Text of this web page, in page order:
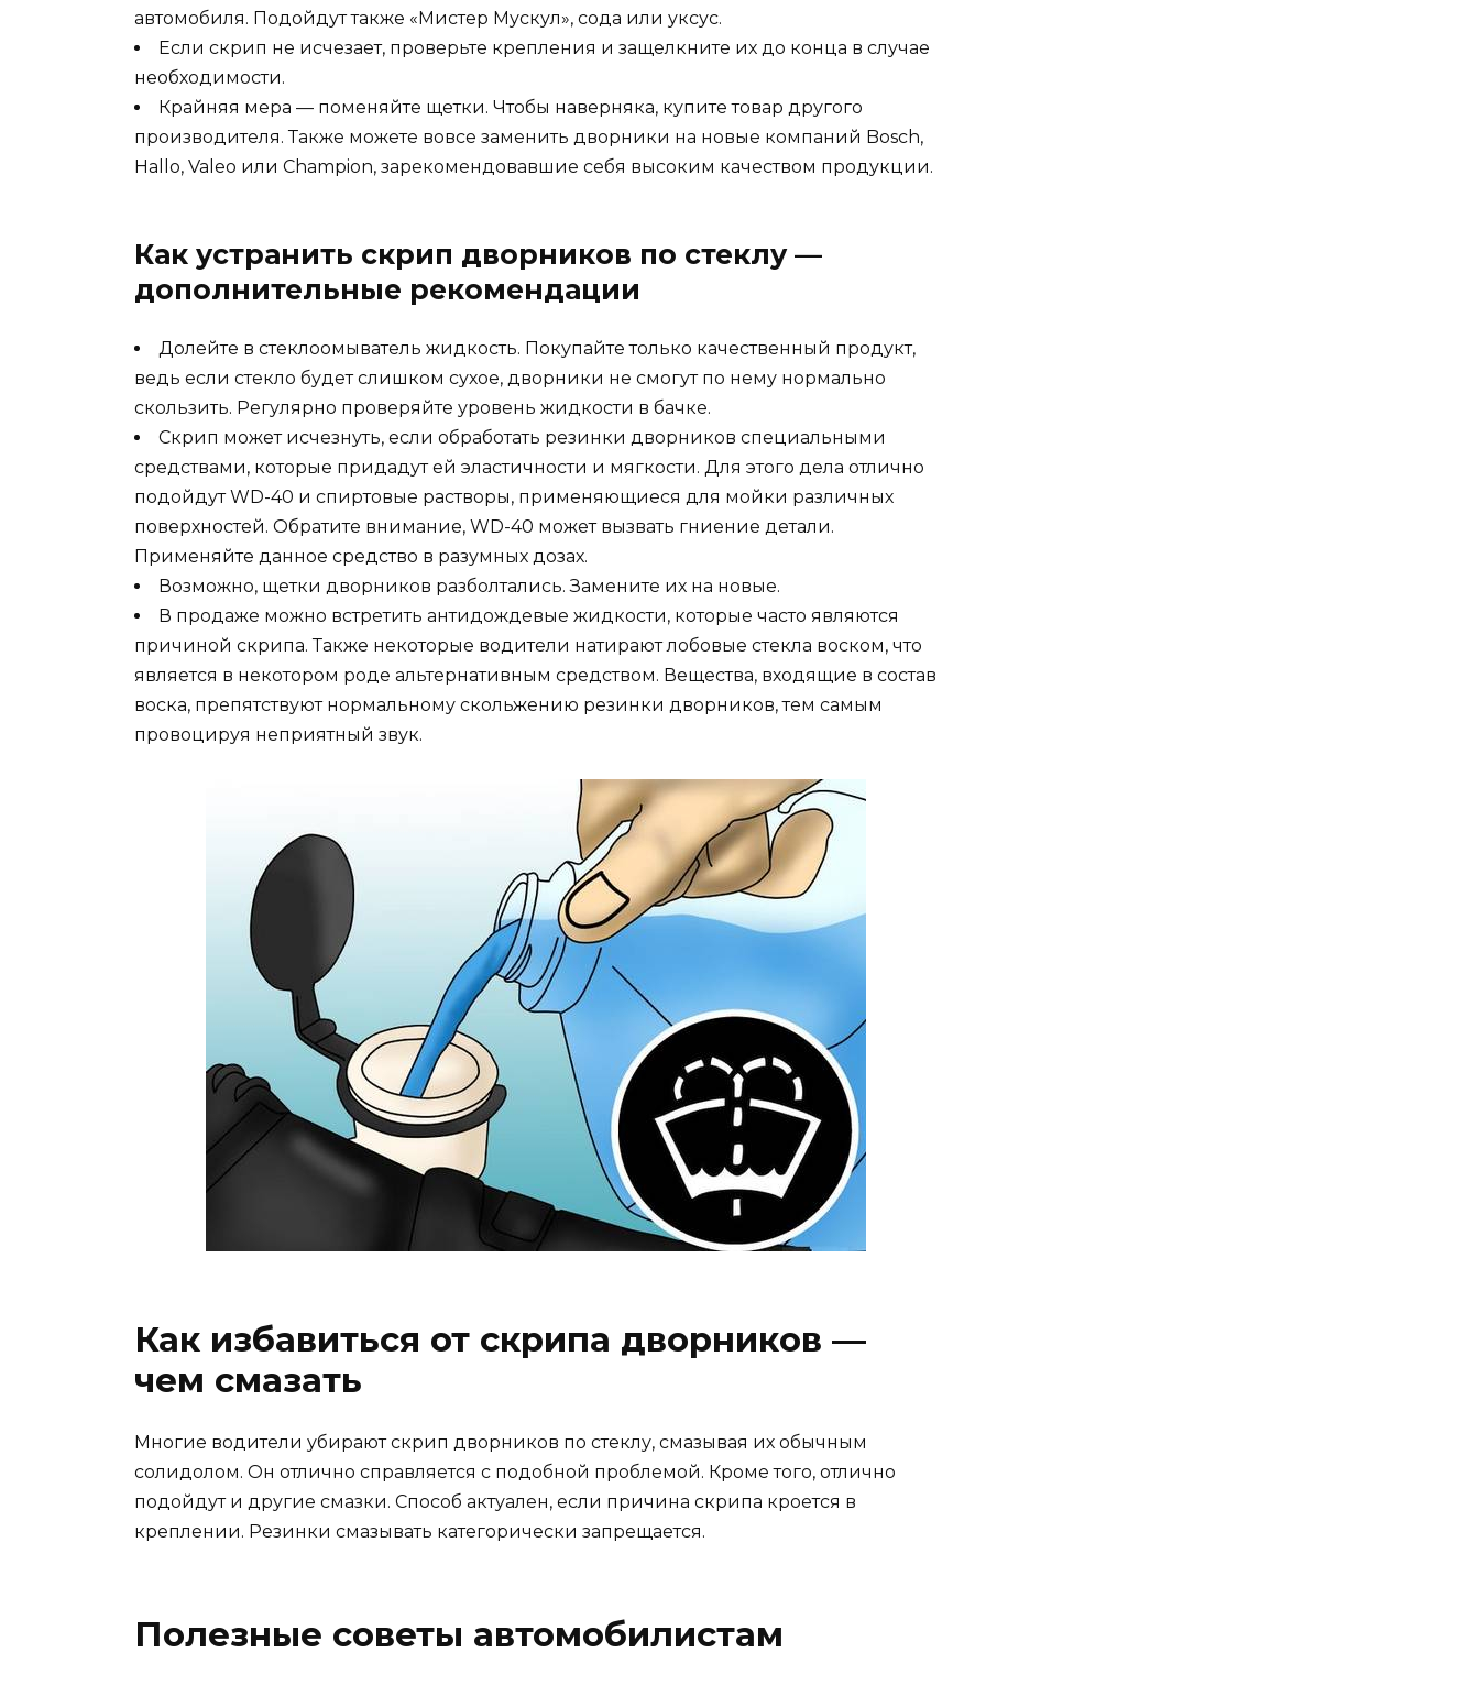
автомобиля. Подойдут также «Мистер Мускул», сода или уксус.
Если скрип не исчезает, проверьте крепления и защелкните их до конца в случае
необходимости.
Крайняя мера — поменяйте щетки. Чтобы наверняка, купите товар другого
производителя. Также можете вовсе заменить дворники на новые компаний Bosch,
Hallo, Valeo или Champion, зарекомендовавшие себя высоким качеством продукции.
Как устранить скрип дворников по стеклу —
дополнительные рекомендации
Долейте в стеклоомыватель жидкость. Покупайте только качественный продукт,
ведь если стекло будет слишком сухое, дворники не смогут по нему нормально
скользить. Регулярно проверяйте уровень жидкости в бачке.
Скрип может исчезнуть, если обработать резинки дворников специальными
средствами, которые придадут ей эластичности и мягкости. Для этого дела отлично
подойдут WD-40 и спиртовые растворы, применяющиеся для мойки различных
поверхностей. Обратите внимание, WD-40 может вызвать гниение детали.
Применяйте данное средство в разумных дозах.
Возможно, щетки дворников разболтались. Замените их на новые.
В продаже можно встретить антидождевые жидкости, которые часто являются
причиной скрипа. Также некоторые водители натирают лобовые стекла воском, что
является в некотором роде альтернативным средством. Вещества, входящие в состав
воска, препятствуют нормальному скольжению резинки дворников, тем самым
провоцируя неприятный звук.
Как избавиться от скрипа дворников —
чем смазать
Многие водители убирают скрип дворников по стеклу, смазывая их обычным
солидолом. Он отлично справляется с подобной проблемой. Кроме того, отлично
подойдут и другие смазки. Способ актуален, если причина скрипа кроется в
креплении. Резинки смазывать категорически запрещается.
Полезные советы автомобилистам